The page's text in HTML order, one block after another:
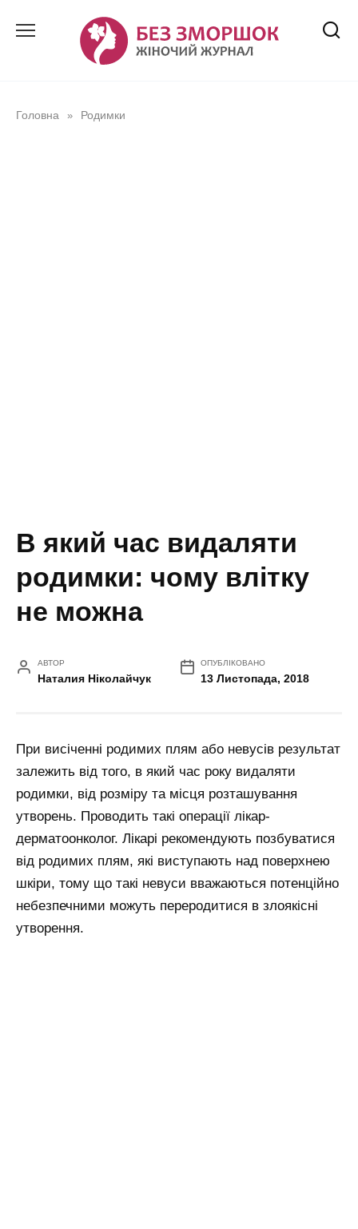
Головна » Родимки
В який час видаляти
родимки: чому влітку
не можна
АВТОР
Наталия Ніколайчук
ОПУБЛІКОВАНО
13 Листопада, 2018
При висіченні родимих плям або невусів результат
залежить від того, в який час року видаляти
родимки, від розміру та місця розташування
утворень. Проводить такі операції лікар-
дерматоонколог. Лікарі рекомендують позбуватися
від родимих плям, які виступають над поверхнею
шкіри, тому що такі невуси вважаються потенційно
небезпечними можуть переродитися в злоякісні
утворення.